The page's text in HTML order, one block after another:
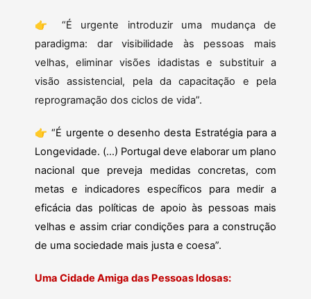
👉 “É urgente introduzir uma mudança de
paradigma: dar visibilidade às pessoas mais
velhas, eliminar visões idadistas e substituir a
visão assistencial, pela da capacitação e pela
reprogramação dos ciclos de vida”.
👉 “É urgente o desenho desta Estratégia para a
Longevidade. (…) Portugal deve elaborar um plano
nacional que preveja medidas concretas, com
metas e indicadores específicos para medir a
eficácia das políticas de apoio às pessoas mais
velhas e assim criar condições para a construção
de uma sociedade mais justa e coesa”.
Uma Cidade Amiga das Pessoas Idosas: